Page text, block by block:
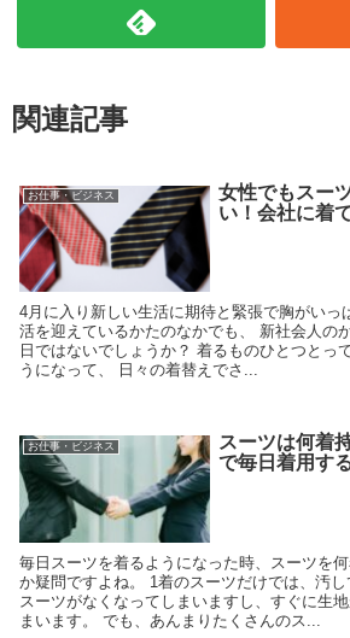
関連記事
お仕事・ビジネス
女性でもスー
い！会社に着
4月に入り新しい生活に期待と緊張で胸がいっ
活を迎えているかたのなかでも、 新社会人の
日ではないでしょうか？ 着るものひとつとっ
うになって、 日々の着替えでさ...
お仕事・ビジネス
スーツは何着
で毎日着用す
毎日スーツを着るようになった時、スーツを
か疑問ですよね。 1着のスーツだけでは、汚し
スーツがなくなってしまいますし、すぐに生
まいます。 でも、あんまりたくさんのス...